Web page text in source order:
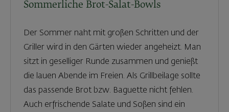
Sommerliche Brot-Salat-Bowls
Der Sommer naht mit großen Schritten und der
Griller wird in den Gärten wieder angeheizt. Man
sitzt in geselliger Runde zusammen und genießt
die lauen Abende im Freien. Als Grillbeilage sollte
das passende Brot bzw. Baguette nicht fehlen.
Auch erfrischende Salate und Soßen sind ein